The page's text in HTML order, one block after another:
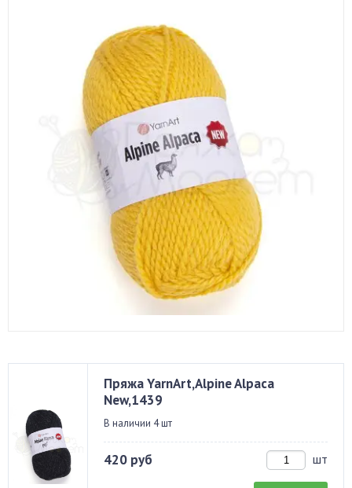
Пряжа YarnArt,Alpine Alpaca
New,1439
В наличии 4 шт
420 руб шт